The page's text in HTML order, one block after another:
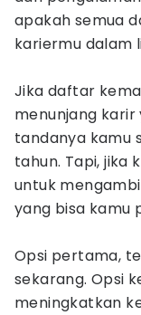
apakah semua
kariermu dalam
Jika daftar
menunjang
tandanya kamu
tahun. Tapi, jika
untuk
yang bisa kamu
Opsi pertama,
sekarang. Opsi
meningkatkan